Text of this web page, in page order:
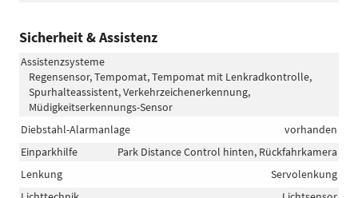
Sicherheit & Assistenz
Assistenzsysteme
Regensensor, Tempomat, Tempomat mit Lenkradkontrolle,
Spurhalteassistent, Verkehrzeichenerkennung,
Müdigkeitserkennungs-Sensor
Diebstahl-Alarmanlage
vorhanden
Einparkhilfe
Park Distance Control hinten, Rückfahrkamera
Lenkung
Servolenkung